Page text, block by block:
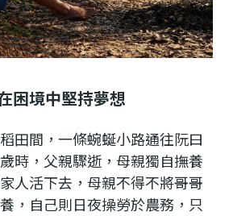
困境中堅持夢想
田間，一條蜿蜒小路通往阮曰
時，父親驟逝，母親獨自撫養
人活下去，母親不得不將哥哥
，自己則日夜操勞於農務，只